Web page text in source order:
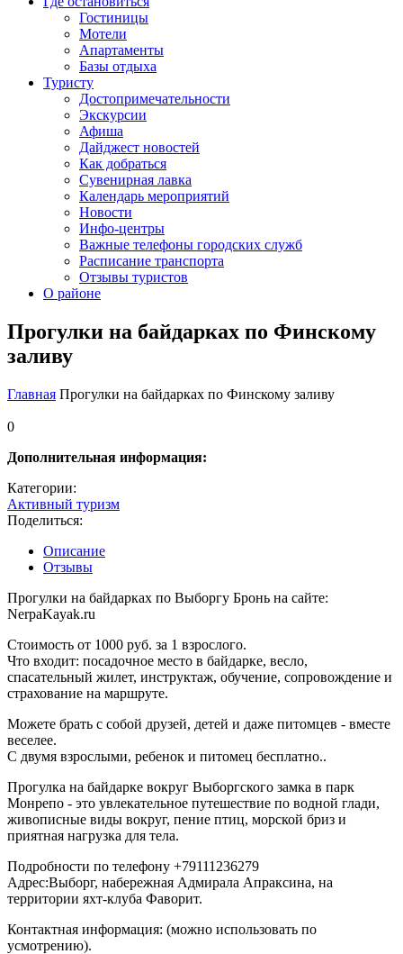
Гостиницы
Мотели
Апартаменты
Базы отдыха
Туристу
Достопримечательности
Экскурсии
Афиша
Дайджест новостей
Как добраться
Сувенирная лавка
Календарь мероприятий
Новости
Инфо-центры
Важные телефоны городских служб
Расписание транспорта
Отзывы туристов
О районе
Прогулки на байдарках по Финскому
заливу
Главная Прогулки на байдарках по Финскому заливу
0
Дополнительная информация:
Категории:
Активный туризм
Поделиться:
Описание
Отзывы
Прогулки на байдарках по Выборгу Бронь на сайте:
NerpaKayak.ru
Стоимость от 1000 руб. за 1 взрослого.
Что входит: посадочное место в байдарке, весло,
спасательный жилет, инструктаж, обучение, сопровождение и
страхование на маршруте.
Можете брать с собой друзей, детей и даже питомцев - вместе
веселее.
С двумя взрослыми, ребенок и питомец бесплатно..
Прогулка на байдарке вокруг Выборгского замка в парк
Монрепо - это увлекательное путешествие по водной глади,
живописные виды вокруг, пение птиц, морской бриз и
приятная нагрузка для тела.
Подробности по телефону +79111236279
Адрес:Выборг, набережная Адмирала Апраксина, на
территории яхт-клуба Фаворит.
Контактная информация: (можно использовать по
усмотрению).